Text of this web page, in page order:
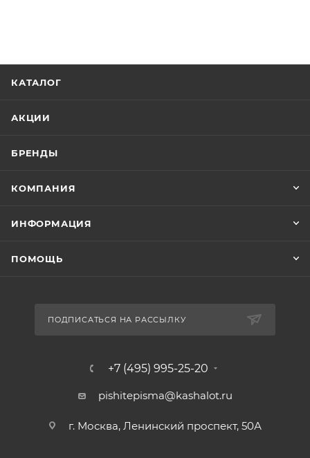
КАТАЛОГ
АКЦИИ
БРЕНДЫ
КОМПАНИЯ
ИНФОРМАЦИЯ
ПОМОЩЬ
ПОДПИСАТЬСЯ НА РАССЫЛКУ
+7 (495) 995-25-20​
pishitepisma@kashalot.ru
г. Москва, Ленинский проспект, 50А​